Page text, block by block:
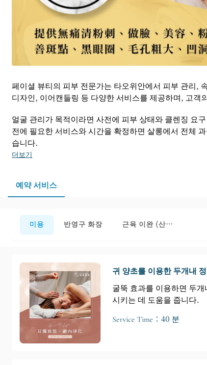
페이셜 뷰티의 피부 전문가는 타오위안에서 피부 관리,
디자인, 이어캔들링 등 다양한 서비스를 제공하며, 고객
얼굴 관리가 목적이라면 사전에 피부 상태와 클렌징 요
전에 필요한 서비스와 시간을 확정하면 살롱에서 전체
습니다.
더보기
예약 서비스
미용 반영구 화장 근육 이완 (산업 간 협력)
귀 양초를 이용한 두개내
굴뚝 효과를 이용하면 두
시키는 데 도움을 줍니다.
Service Time：40 분